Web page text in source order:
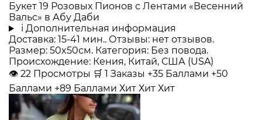
Букет 19 Розовых Пионов с Лентами «Весенний
Вальс» в Абу Даби
i Дополнительная информация
Доставка: 15-41 мин.. Отзывы: нет отзывов.
Размер: 50x50см. Категория: Без повода.
Происхождение: Кения, Китай, США (USA)
👁 22 Просмотры 🛒 1 Заказы +35 Баллами +50
Баллами +89 Баллами Хит Хит Хит